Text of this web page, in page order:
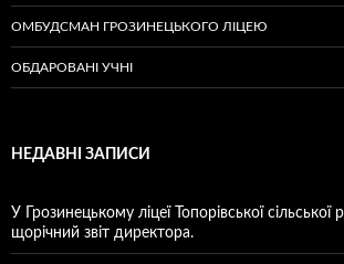
ОМБУДСМАН ГРОЗИНЕЦЬКОГО ЛІЦЕЮ
ОБДАРОВАНІ УЧНІ
НЕДАВНІ ЗАПИСИ
У Грозинецькому ліцеї Топорівської сільської
щорічний звіт директора.